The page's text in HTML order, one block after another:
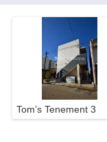
Tom’s Tenement 3